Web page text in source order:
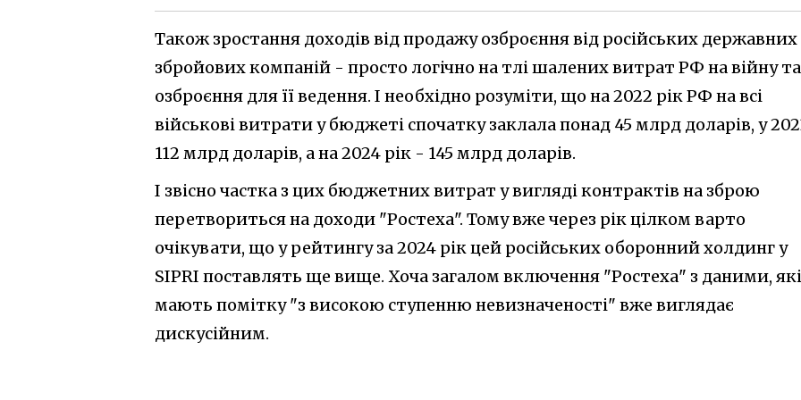
Також зростання доходів від продажу озброєння від російських державних
збройових компаній - просто логічно на тлі шалених витрат РФ на війну та
озброєння для її ведення. І необхідно розуміти, що на 2022 рік РФ на всі
військові витрати у бюджеті спочатку заклала понад 45 млрд доларів, у
112 млрд доларів, а на 2024 рік - 145 млрд доларів.
І звісно частка з цих бюджетних витрат у вигляді контрактів на зброю
перетвориться на доходи "Ростеха". Тому вже через рік цілком варто
очікувати, що у рейтингу за 2024 рік цей російських оборонний холдинг у
SIPRI поставлять ще вище. Хоча загалом включення "Ростеха" з даними, які
мають помітку "з високою ступенню невизначеності" вже виглядає
дискусійним.